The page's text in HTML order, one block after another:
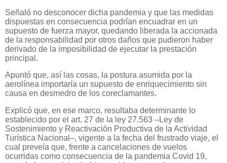
Señaló no desconocer dicha pandemia y que las medidas
dispuestas en consecuencia podrían encuadrar en un
supuesto de fuerza mayor, quedando liberada la accionada
de la responsabilidad por otros daños que pudieron haber
derivado de la imposibilidad de ejecutar la prestación
principal.
Apuntó que, así las cosas, la postura asumida por la
aerolínea importaría un supuesto de enriquecimiento sin
causa en desmedro de los coreclamantes.
Explicó que, en ese marco, resultaba determinante lo
establecido por el art. 27 de la ley 27.563 –Ley de
Sostenimiento y Reactivación Productiva de la Actividad
Turística Nacional–, vigente a la fecha del frustrado viaje, el
cual preveía que, frente a cancelaciones de vuelos
ocurridas como consecuencia de la pandemia Covid 19,